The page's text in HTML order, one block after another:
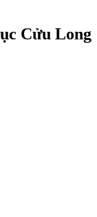
Cửu Long